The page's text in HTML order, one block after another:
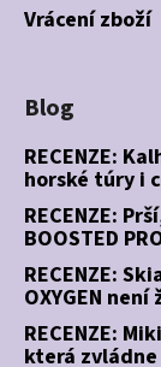
Vrácení zboží
Blog
RECENZE:
horské túry i
RECENZE:
BOOSTED
RECENZE:
OXYGEN
RECENZE:
která